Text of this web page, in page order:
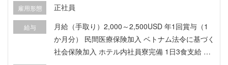
雇用形態 正社員
給与
月給（手取り）2,000～2,500USD 年1回賞与（1
か月分） 民間医療保険加入 ベトナム法令に基づく
社会保険加入 ホテル内社員寮完備 1日3食支給 ラ